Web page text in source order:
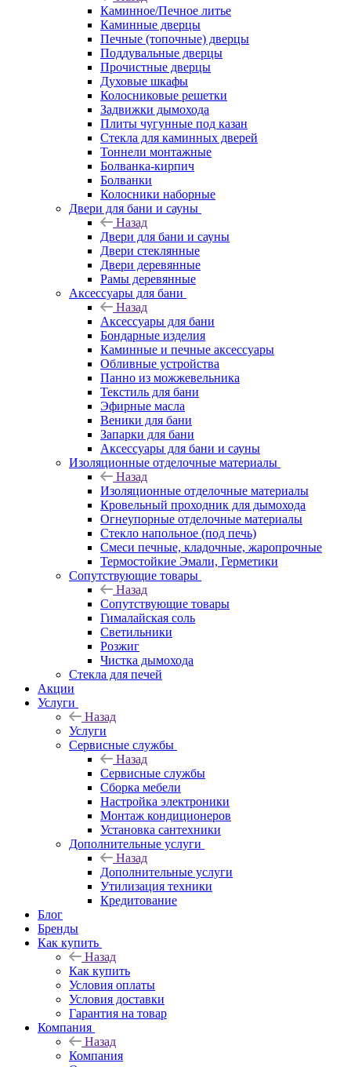
Каминное/Печное литье
Каминные дверцы
Печные (топочные) дверцы
Поддувальные дверцы
Прочистные дверцы
Духовые шкафы
Колосниковые решетки
Задвижки дымохода
Плиты чугунные под казан
Стекла для каминных дверей
Тоннели монтажные
Болванка-кирпич
Болванки
Колосники наборные
Двери для бани и сауны
Назад
Двери для бани и сауны
Двери стеклянные
Двери деревянные
Рамы деревянные
Аксессуары для бани
Назад
Аксессуары для бани
Бондарные изделия
Каминные и печные аксессуары
Обливные устройства
Панно из можжевельника
Текстиль для бани
Эфирные масла
Веники для бани
Запарки для бани
Аксессуары для бани и сауны
Изоляционные отделочные материалы
Назад
Изоляционные отделочные материалы
Кровельный проходник для дымохода
Огнеупорные отделочные материалы
Стекло напольное (под печь)
Смеси печные, кладочные, жаропрочные
Термостойкие Эмали, Герметики
Сопутствующие товары
Назад
Сопутствующие товары
Гималайская соль
Светильники
Розжиг
Чистка дымохода
Стекла для печей
Акции
Услуги
Назад
Услуги
Сервисные службы
Назад
Сервисные службы
Сборка мебели
Настройка электроники
Монтаж кондиционеров
Установка сантехники
Дополнительные услуги
Назад
Дополнительные услуги
Утилизация техники
Кредитование
Блог
Бренды
Как купить
Назад
Как купить
Условия оплаты
Условия доставки
Гарантия на товар
Компания
Назад
Компания